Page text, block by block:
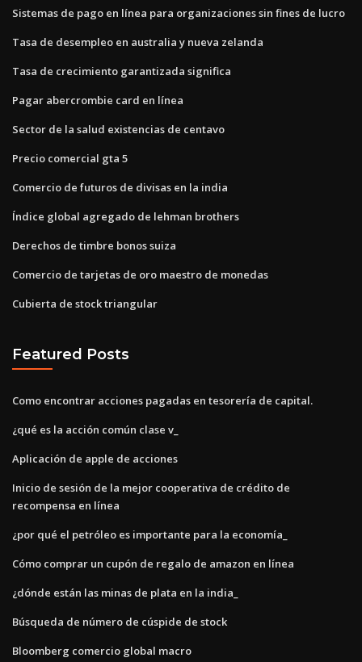
Sistemas de pago en línea para organizaciones sin fines de lucro
Tasa de desempleo en australia y nueva zelanda
Tasa de crecimiento garantizada significa
Pagar abercrombie card en línea
Sector de la salud existencias de centavo
Precio comercial gta 5
Comercio de futuros de divisas en la india
Índice global agregado de lehman brothers
Derechos de timbre bonos suiza
Comercio de tarjetas de oro maestro de monedas
Cubierta de stock triangular
Featured Posts
Como encontrar acciones pagadas en tesorería de capital.
¿qué es la acción común clase v_
Aplicación de apple de acciones
Inicio de sesión de la mejor cooperativa de crédito de
recompensa en línea
¿por qué el petróleo es importante para la economía_
Cómo comprar un cupón de regalo de amazon en línea
¿dónde están las minas de plata en la india_
Búsqueda de número de cúspide de stock
Bloomberg comercio global macro